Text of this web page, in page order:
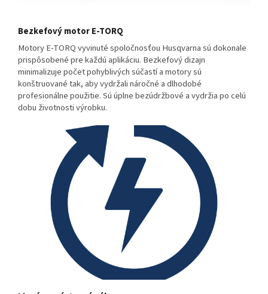
Bezkefový motor E-TORQ
Motory E-TORQ vyvinuté spoločnosťou Husqvarna sú dokonale
prispôsobené pre každú aplikáciu. Bezkefový dizajn
minimalizuje počet pohyblivých súčastí a motory sú
konštruované tak, aby vydržali náročné a dlhodobé
profesionálne použitie. Sú úplne bezúdržbové a vydržia po celú
dobu životnosti výrobku.